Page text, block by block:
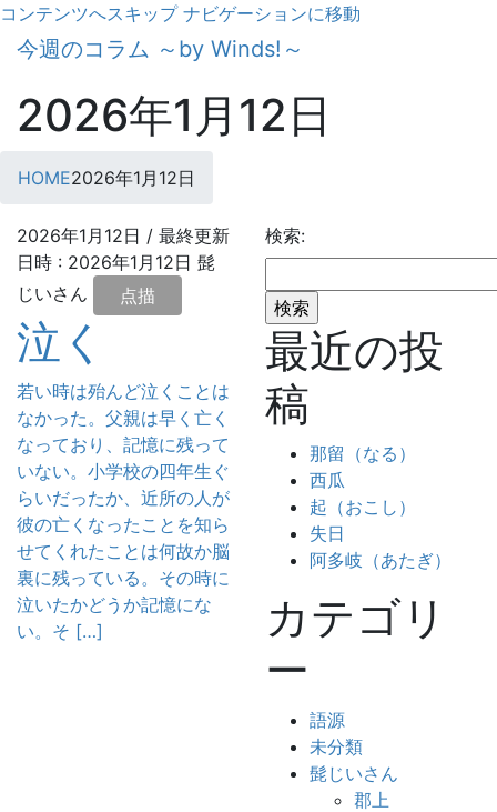
コンテンツへスキップ ナビゲーションに移動
今週のコラム ～by Winds!～
2026年1月12日
HOME2026年1月12日
2026年1月12日 / 最終更新
日時 : 2026年1月12日 髭
じいさん
点描
泣く
若い時は殆んど泣くことは
なかった。父親は早く亡く
なっており、記憶に残って
いない。小学校の四年生ぐ
らいだったか、近所の人が
彼の亡くなったことを知ら
せてくれたことは何故か脳
裏に残っている。その時に
泣いたかどうか記憶にな
い。そ […]
検索:
最近の投
稿
那留（なる）
西瓜
起（おこし）
失日
阿多岐（あたぎ）
カテゴリ
ー
語源
未分類
髭じいさん
郡上